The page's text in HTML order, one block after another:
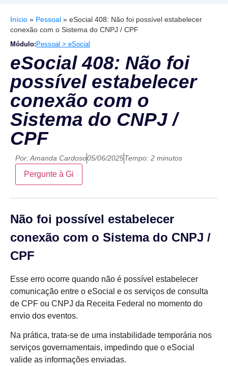
Início » Pessoal » eSocial 408: Não foi possível estabelecer
conexão com o Sistema do CNPJ / CPF
Módulo: Pessoal > eSocial
eSocial 408: Não foi
possível estabelecer
conexão com o
Sistema do CNPJ /
CPF
Por:Amanda Cardoso05/06/2025Tempo: 2 minutos
Pergunte à Gi
Não foi possível estabelecer
conexão com o Sistema do CNPJ /
CPF
Esse erro ocorre quando não é possível estabelecer
comunicação entre o eSocial e os serviços de consulta
de CPF ou CNPJ da Receita Federal no momento do
envio dos eventos.
Na prática, trata-se de uma instabilidade temporária nos
serviços governamentais, impedindo que o eSocial
valide as informações enviadas.